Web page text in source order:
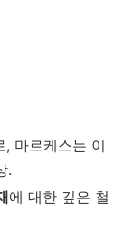
, 마르케스는 이
.
에 대한 깊은 철